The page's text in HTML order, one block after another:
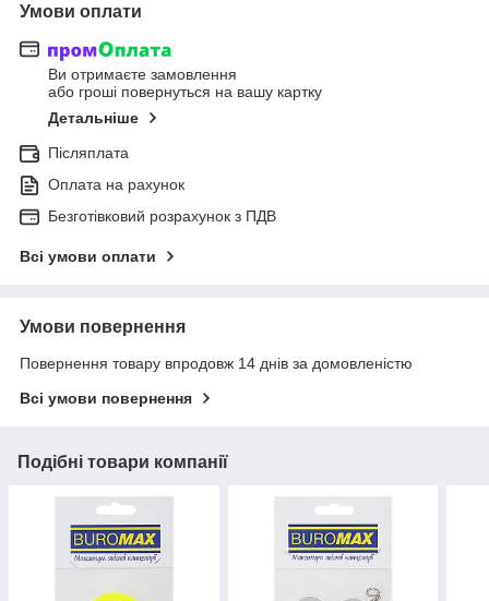
Умови оплати
Ви отримаєте замовлення
або гроші повернуться на вашу картку
Детальніше
Післяплата
Оплата на рахунок
Безготівковий розрахунок з ПДВ
Всі умови оплати
Умови повернення
Повернення товару впродовж 14 днів за домовленістю
Всі умови повернення
Подібні товари компанії